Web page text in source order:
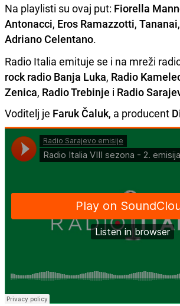
Na playlisti su ovaj put: Fiorella
Antonacci, Eros Ramazzotti, Tananai,
Adriano Celentano.
Radio Italia emituje se i na mreži
rock radio Banja Luka, Radio
Zenica, Radio Trebinje i Radio
Voditelj je Faruk Čaluk, a producent